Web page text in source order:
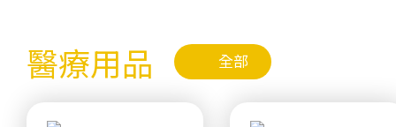
醫療用品 全部